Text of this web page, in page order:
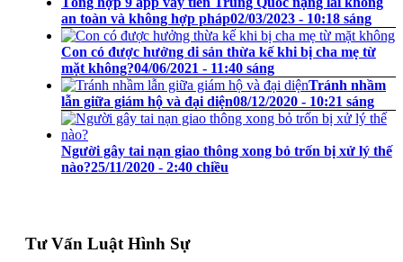
an toàn và không hợp pháp02/03/2023 - 10:18 sáng
Con có được hưởng di sản thừa kế khi bị cha mẹ từ
mặt không?04/06/2021 - 11:40 sáng
Tránh nhầm
lẫn giữa giám hộ và đại diện08/12/2020 - 10:21 sáng
Người gây tai nạn giao thông xong bỏ trốn bị xử lý thế
nào?25/11/2020 - 2:40 chiều
Tư Vấn Luật Hình Sự